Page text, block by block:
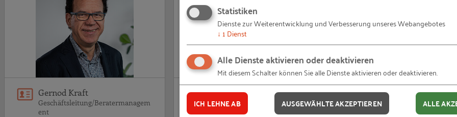
Gernod Kraft
Geschäftsleitung/Beratermanagem
ent
Altida Maralushaj
Marketing Management
Christine Palmer
Business Expertin
Statistiken
Dienste zur Weiterentwicklung und Verbesserung unseres Webangebotes
↓ 1 Dienst
Alle Dienste aktivieren oder deaktivieren
Mit diesem Schalter können Sie alle Dienste aktivieren oder deaktivieren.
ICH LEHNE AB AUSGEWÄHLTE AKZEPTIEREN ALLE